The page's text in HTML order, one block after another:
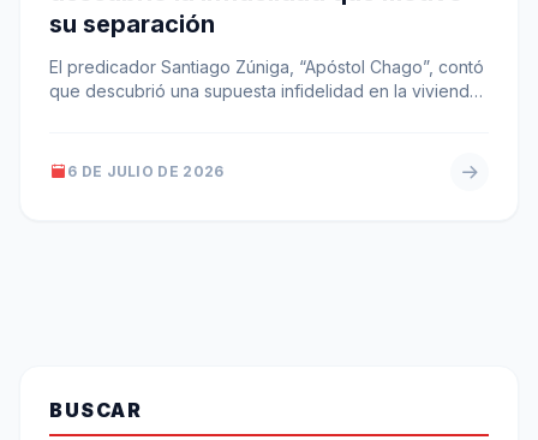
su separación
El predicador Santiago Zúniga, “Apóstol Chago”, contó
que descubrió una supuesta infidelidad en la vivienda
6 DE JULIO DE 2026
BUSCAR